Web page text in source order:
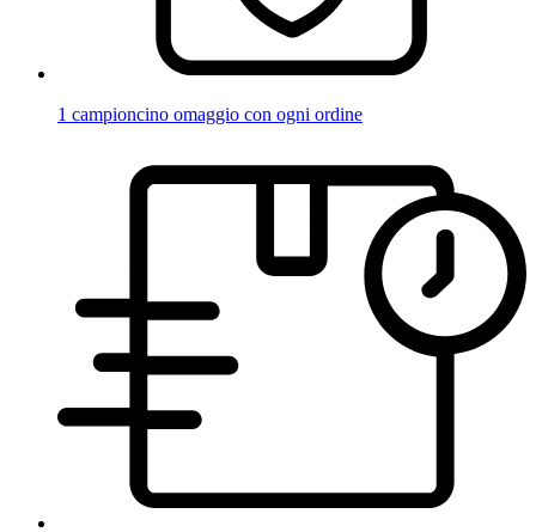
1 campioncino omaggio con ogni ordine